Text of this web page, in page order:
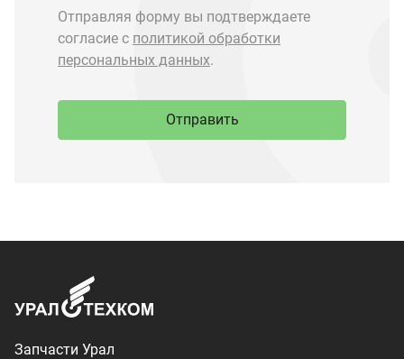
Запчасти Урал
Запчасти Камаз
Спецпредложения
Доставка и оплата
utkm@mail.ru